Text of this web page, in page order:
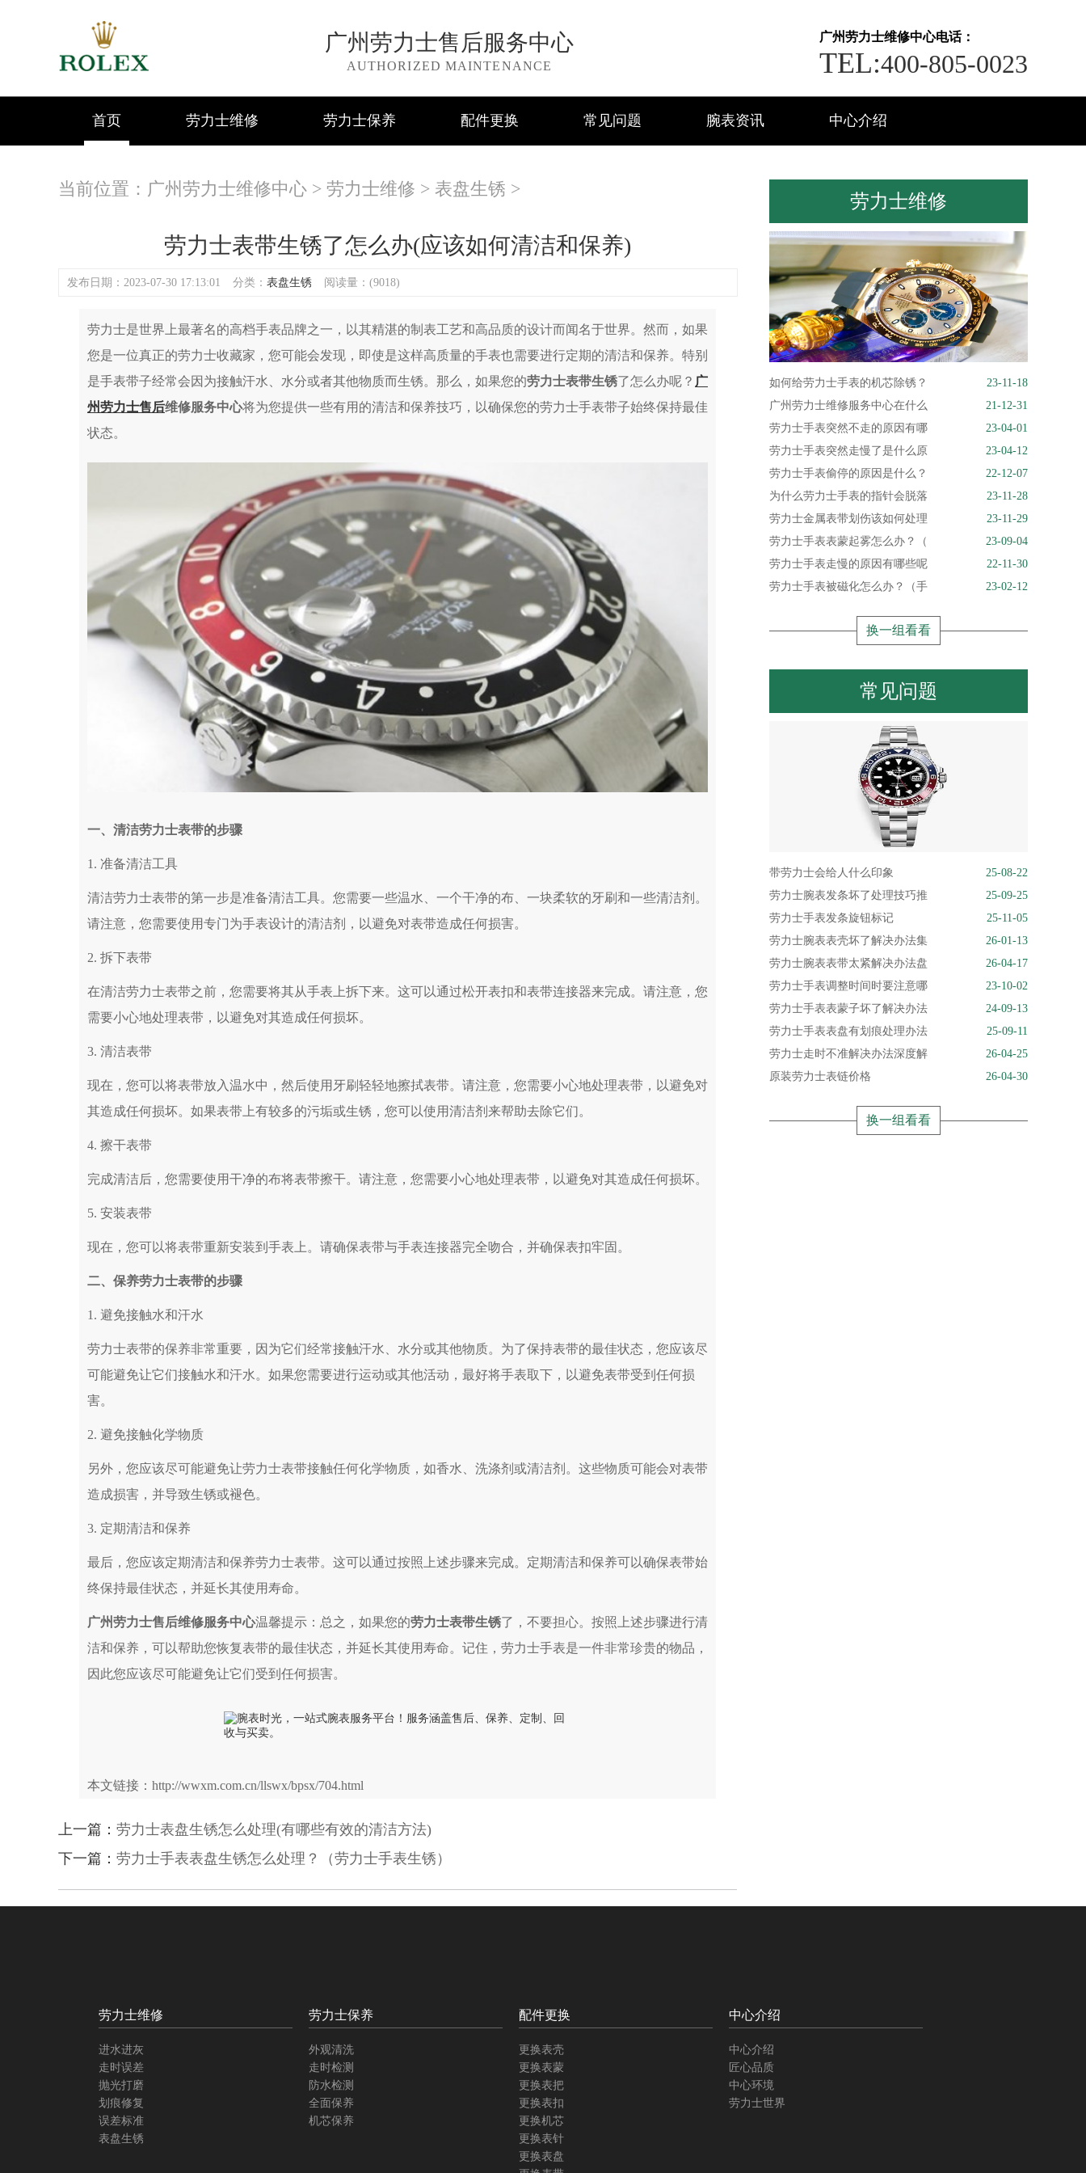
广州劳力士售后服务中心
AUTHORIZED MAINTENANCE
广州劳力士维修中心电话：
TEL:400-805-0023
首页 劳力士维修 劳力士保养 配件更换 常见问题 腕表资讯 中心介绍
当前位置： 广州劳力士维修中心 > 劳力士维修 > 表盘生锈 >
劳力士表带生锈了怎么办(应该如何清洁和保养)
发布日期：2023-07-30 17:13:01 分类： 表盘生锈 阅读量：(9018)
劳力士是世界上最著名的高档手表品牌之一，以其精湛的制表工艺和高品质的设计而闻名于世界。然而，如果
您是一位真正的劳力士收藏家，您可能会发现，即使是这样高质量的手表也需要进行定期的清洁和保养。特别
是手表带子经常会因为接触汗水、水分或者其他物质而生锈。那么，如果您的劳力士表带生锈了怎么办呢？ 广
州劳力士售后维修服务中心将为您提供一些有用的清洁和保养技巧，以确保您的劳力士手表带子始终保持最佳
状态。
一、清洁劳力士表带的步骤
1. 准备清洁工具
清洁劳力士表带的第一步是准备清洁工具。您需要一些温水、一个干净的布、一块柔软的牙刷和一些清洁剂。
请注意，您需要使用专门为手表设计的清洁剂，以避免对表带造成任何损害。
2. 拆下表带
在清洁劳力士表带之前，您需要将其从手表上拆下来。这可以通过松开表扣和表带连接器来完成。请注意，您
需要小心地处理表带，以避免对其造成任何损坏。
3. 清洁表带
现在，您可以将表带放入温水中，然后使用牙刷轻轻地擦拭表带。请注意，您需要小心地处理表带，以避免对
其造成任何损坏。如果表带上有较多的污垢或生锈，您可以使用清洁剂来帮助去除它们。
4. 擦干表带
完成清洁后，您需要使用干净的布将表带擦干。请注意，您需要小心地处理表带，以避免对其造成任何损坏。
5. 安装表带
现在，您可以将表带重新安装到手表上。请确保表带与手表连接器完全吻合，并确保表扣牢固。
二、保养劳力士表带的步骤
1. 避免接触水和汗水
劳力士表带的保养非常重要，因为它们经常接触汗水、水分或其他物质。为了保持表带的最佳状态，您应该尽
可能避免让它们接触水和汗水。如果您需要进行运动或其他活动，最好将手表取下，以避免表带受到任何损
害。
2. 避免接触化学物质
另外，您应该尽可能避免让劳力士表带接触任何化学物质，如香水、洗涤剂或清洁剂。这些物质可能会对表带
造成损害，并导致生锈或褪色。
3. 定期清洁和保养
最后，您应该定期清洁和保养劳力士表带。这可以通过按照上述步骤来完成。定期清洁和保养可以确保表带始
终保持最佳状态，并延长其使用寿命。
广州劳力士售后维修服务中心温馨提示：总之，如果您的劳力士表带生锈了，不要担心。按照上述步骤进行清
洁和保养，可以帮助您恢复表带的最佳状态，并延长其使用寿命。记住，劳力士手表是一件非常珍贵的物品，
因此您应该尽可能避免让它们受到任何损害。
本文链接：http://wwxm.com.cn/llswx/bpsx/704.html
上一篇： 劳力士表盘生锈怎么处理(有哪些有效的清洁方法)
下一篇： 劳力士手表表盘生锈怎么处理？（劳力士手表生锈）
劳力士维修
如何给劳力士手表的机芯除锈？
23-11-18
广州劳力士维修服务中心在什么
21-12-31
劳力士手表突然不走的原因有哪
23-04-01
劳力士手表突然走慢了是什么原
23-04-12
劳力士手表偷停的原因是什么？
22-12-07
为什么劳力士手表的指针会脱落
23-11-28
劳力士金属表带划伤该如何处理
23-11-29
劳力士手表表蒙起雾怎么办？（
23-09-04
劳力士手表走慢的原因有哪些呢
22-11-30
劳力士手表被磁化怎么办？（手
23-02-12
换一组看看
常见问题
带劳力士会给人什么印象
25-08-22
劳力士腕表发条坏了处理技巧推
25-09-25
劳力士手表发条旋钮标记
25-11-05
劳力士腕表表壳坏了解决办法集
26-01-13
劳力士腕表表带太紧解决办法盘
26-04-17
劳力士手表调整时间时要注意哪
23-10-02
劳力士手表表蒙子坏了解决办法
24-09-13
劳力士手表表盘有划痕处理办法
25-09-11
劳力士走时不准解决办法深度解
26-04-25
原装劳力士表链价格
26-04-30
换一组看看
劳力士维修
进水进灰
走时误差
抛光打磨
划痕修复
误差标准
表盘生锈
劳力士保养
外观清洗
走时检测
防水检测
全面保养
机芯保养
配件更换
更换表壳
更换表蒙
更换表把
更换表扣
更换机芯
更换表针
更换表盘
中心介绍
中心介绍
匠心品质
中心环境
劳力士世界